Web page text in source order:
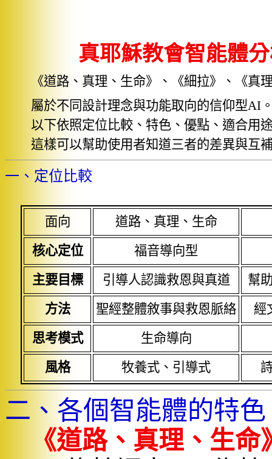
真耶穌教會智能體
《道路、真理、生命》、《細拉》、《真
屬於不同設計理念與功能取向的信仰型AI
以下依照定位比較、特色、優點、適合用
這樣可以幫助使用者知道三者的差異與互
一、定位比較
面向
道路、真理、生命
核心定位
福音導向型
主要目標
引導人認識救恩與真道
幫
方法
聖經整體敘事與救恩脈絡
經
思考模式
生命導向
風格
牧養式、引導式
二、各個智能體的特
《道路、真理、生命